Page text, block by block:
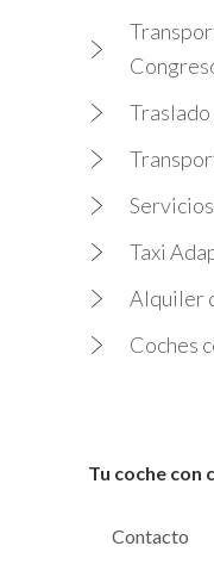
Taxi
Alquiler
Coches
Tu coche con
Contacto